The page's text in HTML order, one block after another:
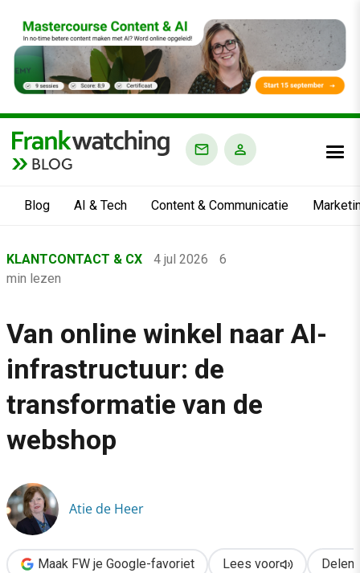
BLOG
Blog AI & Tech Content & Communicatie
›
Klantcontact & CX
Van online winkel naar AI-infrastructuur: de transformatie van
KLANTCONTACT & CX 4 jul 2026
6
min lezen
Van online winkel naar AI-
infrastructuur: de
transformatie van de
webshop
Atie de Heer
Maak FW je Google-favoriet Lees voor Delen